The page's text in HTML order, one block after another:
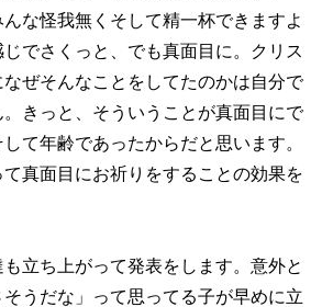
んな怪我無くそして精一杯できますよ
でさくっと、でも真面目に。クリス
ぜそんなことをしてたのかは自分で
きっと、そういうことが真面目にで
て年齢であったからだと思います。
真面目にお祈りをすることの効果を
立ち上がって発表をします。意外と
そうだな」って思ってる子が早めに立